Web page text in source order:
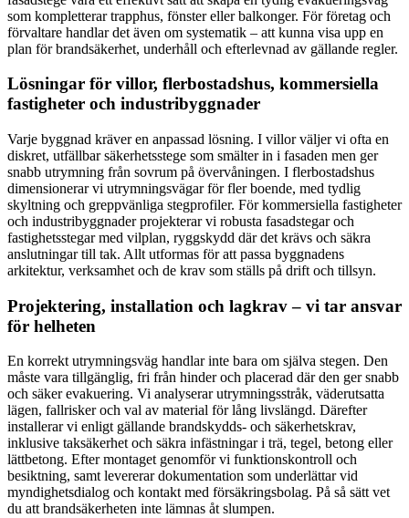
som kompletterar trapphus, fönster eller balkonger. För företag och
förvaltare handlar det även om systematik – att kunna visa upp en
plan för brandsäkerhet, underhåll och efterlevnad av gällande regler.
Lösningar för villor, flerbostadshus, kommersiella
fastigheter och industribyggnader
Varje byggnad kräver en anpassad lösning. I villor väljer vi ofta en
diskret, utfällbar säkerhetsstege som smälter in i fasaden men ger
snabb utrymning från sovrum på övervåningen. I flerbostadshus
dimensionerar vi utrymningsvägar för fler boende, med tydlig
skyltning och greppvänliga stegprofiler. För kommersiella fastigheter
och industribyggnader projekterar vi robusta fasadstegar och
fastighetsstegar med vilplan, ryggskydd där det krävs och säkra
anslutningar till tak. Allt utformas för att passa byggnadens
arkitektur, verksamhet och de krav som ställs på drift och tillsyn.
Projektering, installation och lagkrav – vi tar ansvar
för helheten
En korrekt utrymningsväg handlar inte bara om själva stegen. Den
måste vara tillgänglig, fri från hinder och placerad där den ger snabb
och säker evakuering. Vi analyserar utrymningsstråk, väderutsatta
lägen, fallrisker och val av material för lång livslängd. Därefter
installerar vi enligt gällande brandskydds- och säkerhetskrav,
inklusive taksäkerhet och säkra infästningar i trä, tegel, betong eller
lättbetong. Efter montaget genomför vi funktionskontroll och
besiktning, samt levererar dokumentation som underlättar vid
myndighetsdialog och kontakt med försäkringsbolag. På så sätt vet
du att brandsäkerheten inte lämnas åt slumpen.